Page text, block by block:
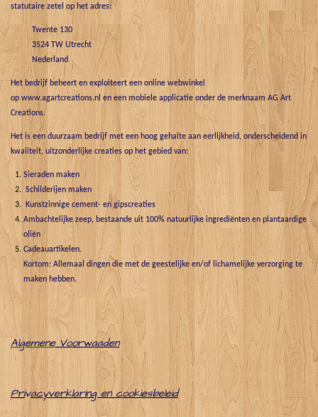
statutaire zetel op het adres:
Twente 130
3524 TW Utrecht
Nederland
Het bedrijf beheert en exploiteert een online webwinkel
op www.agartcreations.nl en een mobiele applicatie onder de merknaam AG Art
Creations.
Het is een duurzaam bedrijf met een hoog gehalte aan eerlijkheid, onderscheidend in
kwaliteit, uitzonderlijke creaties op het gebied van:
Sieraden maken
Schilderijen maken
Kunstzinnige cement- en gipscreaties
Ambachtelijke zeep, bestaande uit 100% natuurlijke ingrediënten en plantaardige
oliën
Cadeauartikelen.
Kortom: Allemaal dingen die met de geestelijke en/of lichamelijke verzorging te
maken hebben.
Algemene Voorwaaden
Privacyverklaring en cookiesbeleid